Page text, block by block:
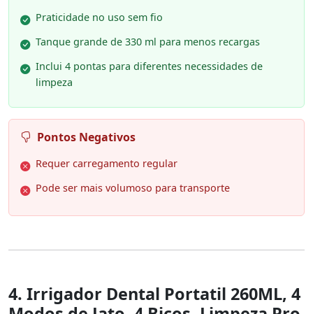
Praticidade no uso sem fio
Tanque grande de 330 ml para menos recargas
Inclui 4 pontas para diferentes necessidades de
limpeza
Pontos Negativos
Requer carregamento regular
Pode ser mais volumoso para transporte
4. Irrigador Dental Portatil 260ML, 4